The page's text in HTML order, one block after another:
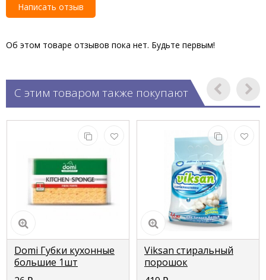
Написать отзыв
Об этом товаре отзывов пока нет. Будьте первым!
С этим товаром также покупают
Domi Губки кухонные
большие 1шт
Viksan стиральный
порошок
+отбеливатель для